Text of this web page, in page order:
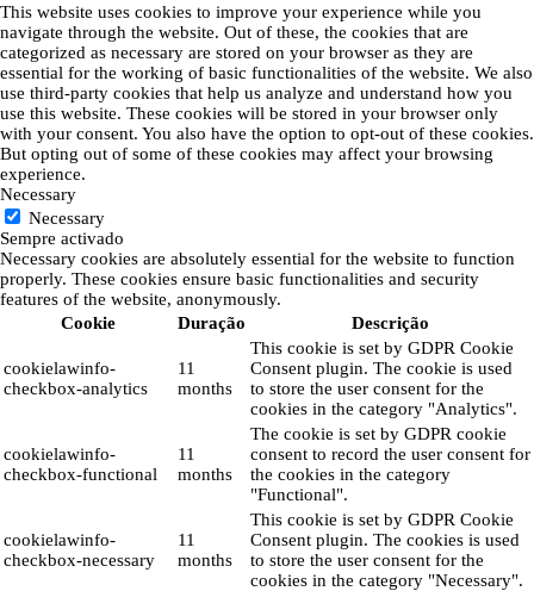
This website uses cookies to improve your experience while you
navigate through the website. Out of these, the cookies that are
categorized as necessary are stored on your browser as they are
essential for the working of basic functionalities of the website. We also
use third-party cookies that help us analyze and understand how you
use this website. These cookies will be stored in your browser only
with your consent. You also have the option to opt-out of these cookies.
But opting out of some of these cookies may affect your browsing
experience.
Necessary
Necessary
Sempre activado
Necessary cookies are absolutely essential for the website to function
properly. These cookies ensure basic functionalities and security
features of the website, anonymously.
Cookie
Duração Descrição
cookielawinfo-
checkbox-analytics
11
months
This cookie is set by GDPR Cookie
Consent plugin. The cookie is used
to store the user consent for the
cookies in the category "Analytics".
cookielawinfo-
checkbox-functional
11
months
The cookie is set by GDPR cookie
consent to record the user consent for
the cookies in the category
"Functional".
cookielawinfo-
checkbox-necessary
11
months
This cookie is set by GDPR Cookie
Consent plugin. The cookies is used
to store the user consent for the
cookies in the category "Necessary".